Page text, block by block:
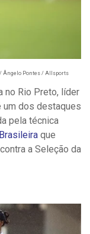
/ Ângelo Pontes / Allsports
no Rio Preto, líder
um dos destaques
pela técnica
que
a Seleção da